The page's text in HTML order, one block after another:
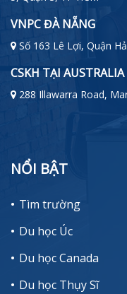
VNPC ĐÀ NẴNG
Số 163 Lê Lợi, Quận
CSKH TẠI AUSTRALIA
288 Illawarra Road,
NỔI BẬT
Tìm trường
Du học Úc
Du học Canada
Du học Thụy Sĩ